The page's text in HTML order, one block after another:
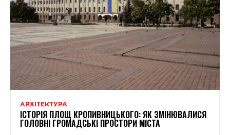
АРХІТЕКТУРА
ІСТОРІЯ ПЛОЩ КРОПИВНИЦЬКОГО: ЯК ЗМІНЮВАЛИСЯ
ГОЛОВНІ ГРОМАДСЬКІ ПРОСТОРИ МІСТА